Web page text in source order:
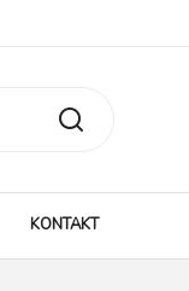
KONTAKT